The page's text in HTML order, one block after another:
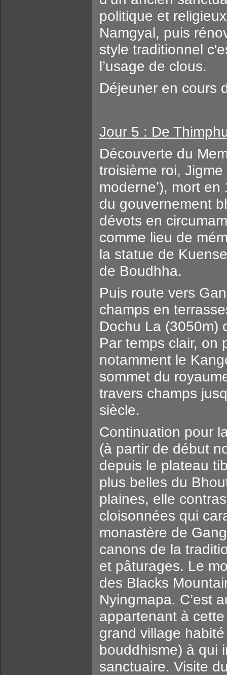
politique et
Namgyal, puis
style traditionnel
l’usage de clous.
Déjeuner en cours
Jour 5 : De
Découverte du
troisième roi,
moderne’), mort
du gouvernement
dévots en
comme lieu de
la statue de
de Boudhha.
Puis route vers
champs en
Dochu La (3050m)
Par temps clair, on
notamment le
sommet du
travers champs
siècle.
Continuation pour
(à partir de début
depuis le plateau
plus belles du
plaines, elle
cloisonnées qui
monastère de
canons de la
et pâturages. Le
des Blacks
Nyingmapa. C’est
appartenant à
grand village
bouddhisme) à qui
sanctuaire. Visite